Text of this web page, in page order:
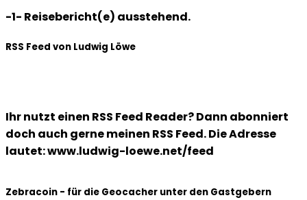
-1- Reisebericht(e) ausstehend.
RSS Feed von Ludwig Löwe
Ihr nutzt einen RSS Feed Reader? Dann abonniert
doch auch gerne meinen RSS Feed. Die Adresse
lautet: www.ludwig-loewe.net/feed
Zebracoin - für die Geocacher unter den Gastgebern